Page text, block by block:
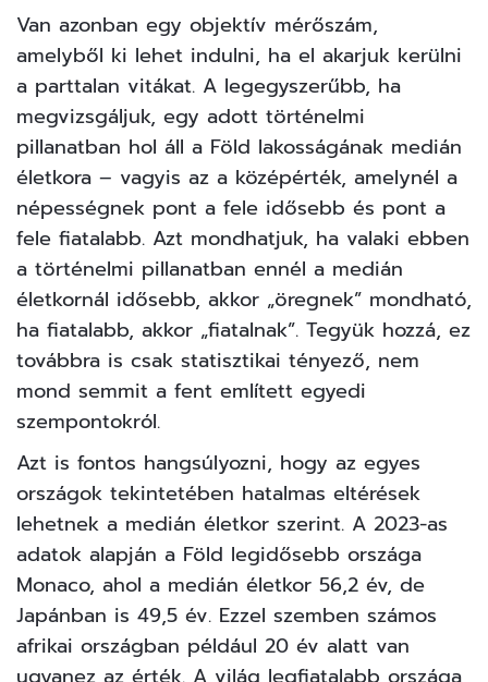
Van azonban egy objektív mérőszám,
amelyből ki lehet indulni, ha el akarjuk kerülni
a parttalan vitákat. A legegyszerűbb, ha
megvizsgáljuk, egy adott történelmi
pillanatban hol áll a Föld lakosságának medián
életkora – vagyis az a középérték, amelynél a
népességnek pont a fele idősebb és pont a
fele fiatalabb. Azt mondhatjuk, ha valaki ebben
a történelmi pillanatban ennél a medián
életkornál idősebb, akkor „öregnek” mondható,
ha fiatalabb, akkor „fiatalnak”. Tegyük hozzá, ez
továbbra is csak statisztikai tényező, nem
mond semmit a fent említett egyedi
szempontokról.
Azt is fontos hangsúlyozni, hogy az egyes
országok tekintetében hatalmas eltérések
lehetnek a medián életkor szerint. A 2023-as
adatok alapján a Föld legidősebb országa
Monaco, ahol a medián életkor 56,2 év, de
Japánban is 49,5 év. Ezzel szemben számos
afrikai országban például 20 év alatt van